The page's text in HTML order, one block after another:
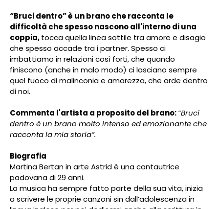
“Bruci dentro” è un brano che racconta le
difficoltà che spesso nascono all'interno di una
coppia,tocca quella linea sottile tra amore e disagio
che spesso accade tra i partner. Spesso ci
imbattiamo in relazioni così forti, che quando
finiscono (anche in malo modo) ci lasciano sempre
quel fuoco di malinconia e amarezza, che arde dentro
di noi.
Commenta l'artista a proposito del brano:“Bruci
dentro è un brano molto intenso ed emozionante che
racconta la mia storia”.
Biografia
Martina Bertan in arte Astrid è una cantautrice
padovana di 29 anni.
La musica ha sempre fatto parte della sua vita, inizia
a scrivere le proprie canzoni sin dall’adolescenza in